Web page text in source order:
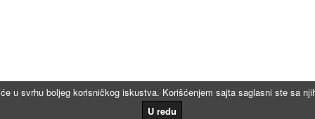
u svrhu boljeg korisničkog iskustva. Korišćenjem sajta saglasni ste sa
U redu